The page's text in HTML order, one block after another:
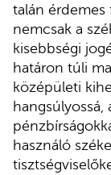
talán érdemes
nemcsak a
kisebbségi
határon túli
középületi
hangsúlyossá,
használó